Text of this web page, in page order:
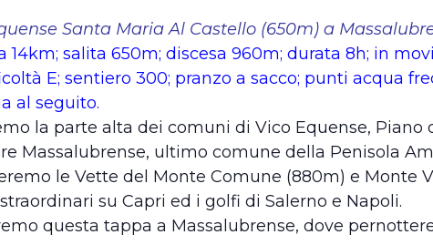
Santa Maria Al Castello (650m) a
14km; salita 650m; discesa 960m; durata 8h; in
E; sentiero 300; pranzo a sacco; punti acqua
al seguito.
la parte alta dei comuni di Vico Equense, Piano
Massalubrense, ultimo comune della Penisola
le Vette del Monte Comune (880m) e Monte
su Capri ed i golfi di Salerno e Napoli.
questa tappa a Massalubrense, dove